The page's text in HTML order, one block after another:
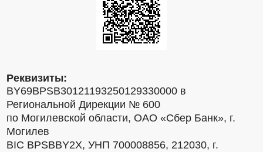
Реквизиты:
BY69BPSB30121193250129330000 в
Региональной Дирекции № 600
по Могилевской области, ОАО «Сбер Банк», г.
Могилев
BIC BPSBBY2X, УНП 700008856, 212030, г.